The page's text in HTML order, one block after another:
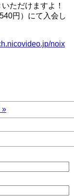
ただけますよ！
円）にて入会し
noix
»